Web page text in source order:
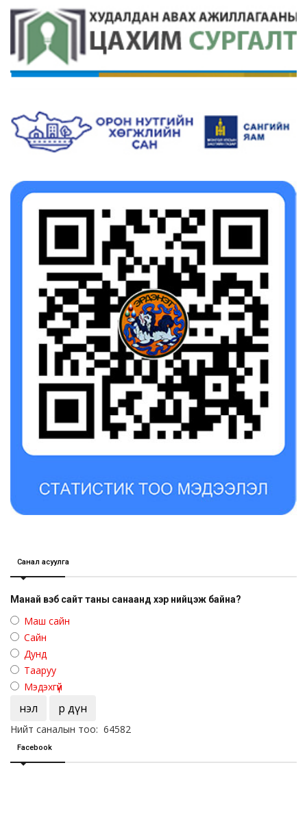
Санал асуулга
Манай вэб сайт таны санаанд хэр нийцэж байна?
Маш сайн
Сайн
Дунд
Тааруу
Мэдэхгүй
Үнэл Үр дүн
Нийт саналын тоо: 64582
Facebook